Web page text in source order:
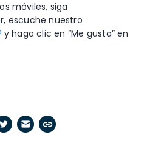
móviles, siga
escuche nuestro
y haga clic en “Me gusta” en